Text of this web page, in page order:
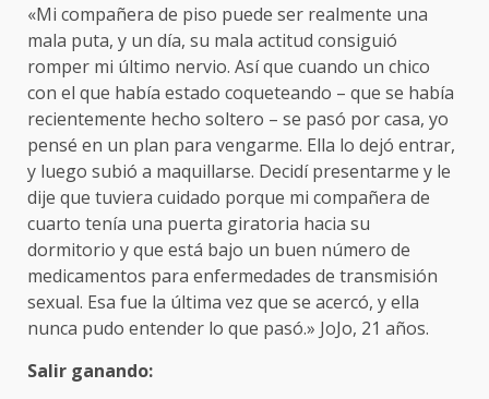
«Mi compañera de piso puede ser realmente una
mala puta, y un día, su mala actitud consiguió
romper mi último nervio. Así que cuando un chico
con el que había estado coqueteando – que se había
recientemente hecho soltero – se pasó por casa, yo
pensé en un plan para vengarme. Ella lo dejó entrar,
y luego subió a maquillarse. Decidí presentarme y le
dije que tuviera cuidado porque mi compañera de
cuarto tenía una puerta giratoria hacia su
dormitorio y que está bajo un buen número de
medicamentos para enfermedades de transmisión
sexual. Esa fue la última vez que se acercó, y ella
nunca pudo entender lo que pasó.» JoJo, 21 años.
Salir ganando: